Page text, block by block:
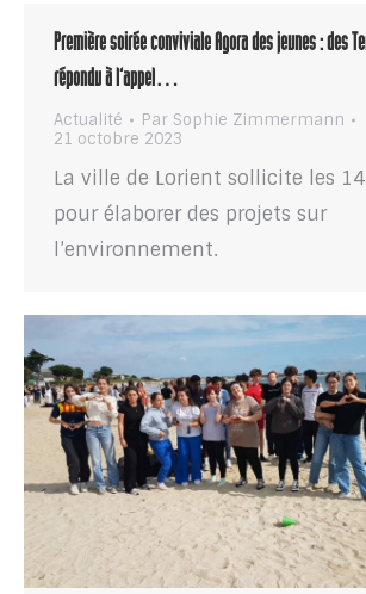
Première soirée conviviale Agora des jeunes : des
répondu à l’appel…
Actualité Par Sophie Zimmermann
21 octobre 2023
La ville de Lorient sollicite les
pour élaborer des projets sur
l’environnement.